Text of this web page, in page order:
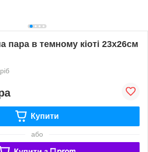
пара в темному кіоті 23х26см
Купити
або